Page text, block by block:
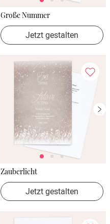
Große Nummer
Jetzt gestalten
Zauberlicht
Jetzt gestalten